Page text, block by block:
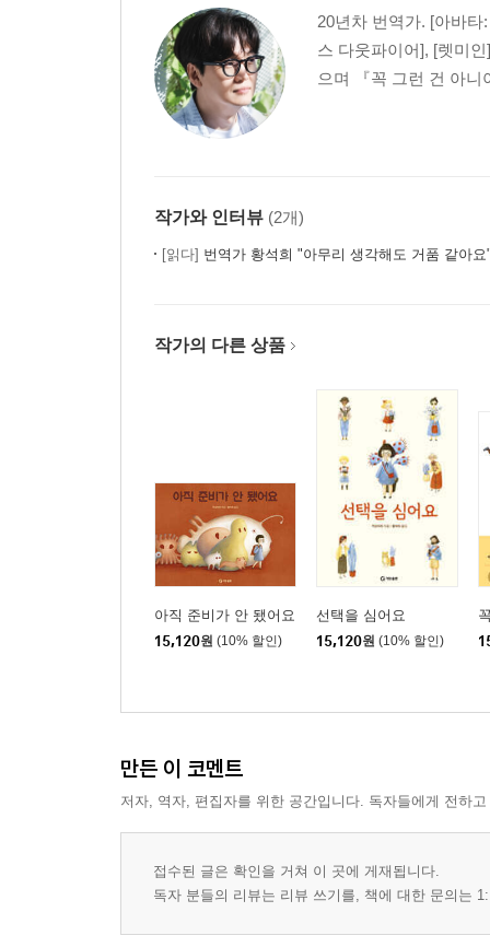
20년차 번역가. [아바
스 다웃파이어], [렛미
으며 『꼭 그런 건 아
작가와 인터뷰 (2개)
[읽다] 번역가 황석희 "아무리 생각해도 거품 같아요
작가의 다른 상품
아직 준비가 안 됐어요
15,120원 (10% 할인)
선택을 심어요
15,120원 (10% 할인)
만든 이 코멘트
저자, 역자, 편집자를 위한 공간입니다. 독자들에게 전하
접수된 글은 확인을 거쳐 이 곳에 게재됩니다.
독자 분들의 리뷰는 리뷰 쓰기를, 책에 대한 문의는